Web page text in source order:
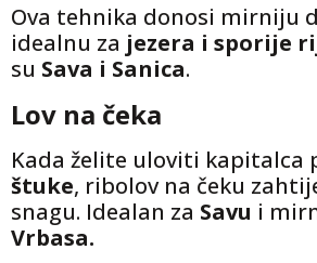
Ova tehnika donosi mirniju
idealnu za jezera i sporije
su Sava i Sanica.
Lov na čeka
Kada želite uloviti kapitalca
štuke, ribolov na čeku
snagu. Idealan za Savu i
Vrbasa.